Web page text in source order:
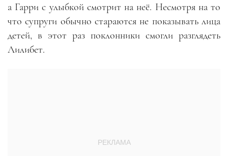
а Гарри с улыбкой смотрит на неё. Несмотря на то
что супруги обычно стараются не показывать лица
детей, в этот раз поклонники смогли разглядеть
Лилибет.